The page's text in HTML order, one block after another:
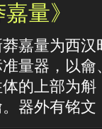
嘉量》
莽嘉量为西
量器，以龠
的上部为斛
器外有铭文